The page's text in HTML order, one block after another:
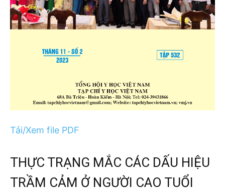
Tải/Xem file PDF
THỰC TRẠNG MẮC CÁC DẤU HIỆU
TRẦM CẢM Ở NGƯỜI CAO TUỔI